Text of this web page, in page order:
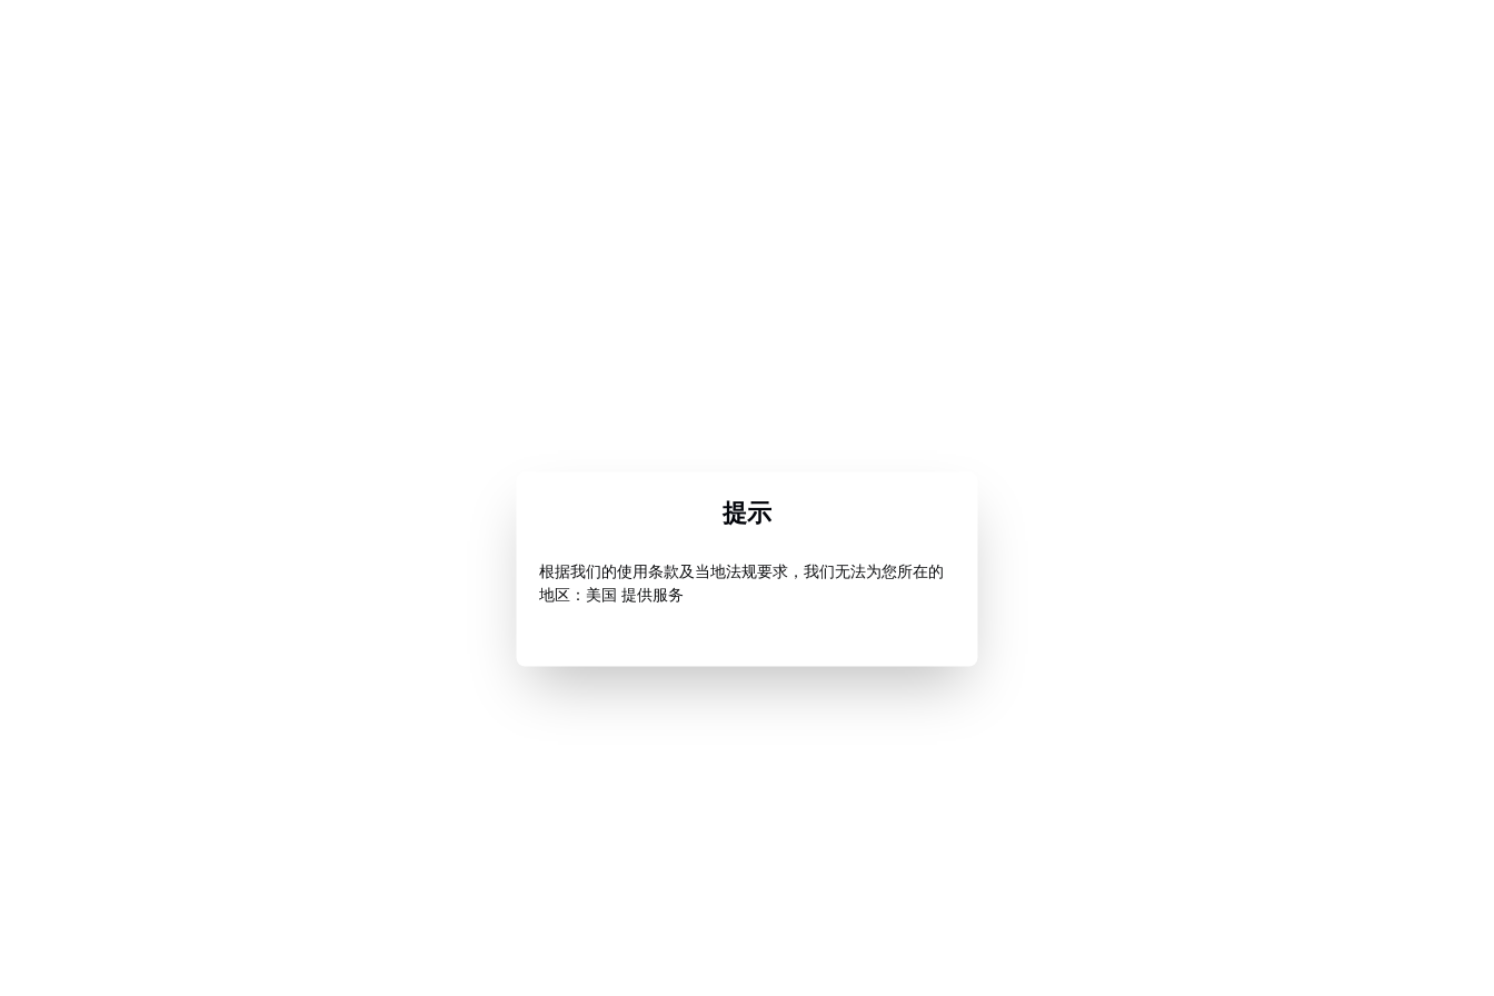
提示
根据我们的使用条款及当地法规要求，我们无法为您所在的
地区：美国 提供服务